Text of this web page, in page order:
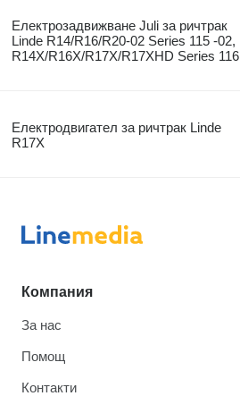
Електрозадвижване Juli за ричтрак
Linde R14/R16/R20-02 Series 115 -02,
R14X/R16X/R17X/R17XHD Series 116
Електродвигател за ричтрак Linde
R17X
Компания
За нас
Помощ
Контакти